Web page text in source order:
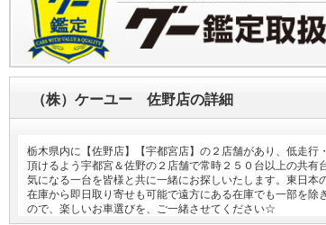
（株）ケーユー 佐野店の詳細
栃木県内に【佐野店】【宇都宮店】の２店舗があり、低走
頂けるよう宇都宮＆佐野の２店舗で常時２５０台以上の共
気になる一台を皆様と共に一緒にお探しいたします。東日
在庫から即日取り寄せも可能で遠方にある在庫でも一部を
ので、楽しいお車選びを、ご一緒させてください☆